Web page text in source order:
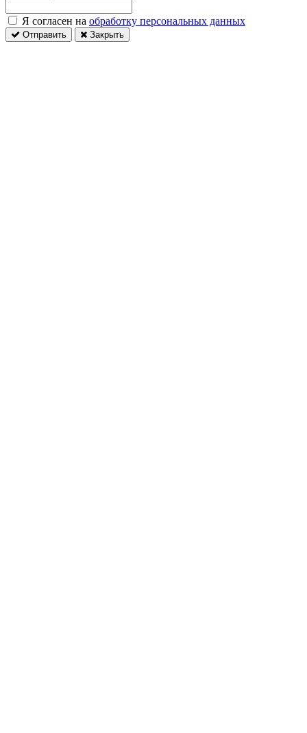
Я согласен на обработку персональных данных
Отправить Закрыть